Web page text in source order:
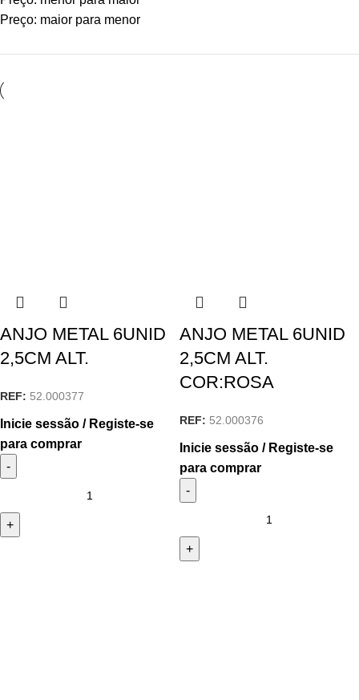
Preço: maior para menor
ANJO METAL 6UNID
2,5CM ALT.
REF: 52.000377
Inicie sessão / Registe-se
para comprar
ANJO METAL 6UNID
2,5CM ALT.
COR:ROSA
REF: 52.000376
Inicie sessão / Registe-se
para comprar